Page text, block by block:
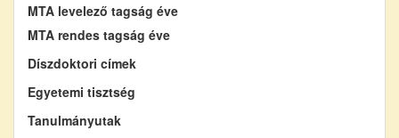
MTA levelező tagság éve
MTA rendes tagság éve
Díszdoktori címek
Egyetemi tisztség
Tanulmányutak